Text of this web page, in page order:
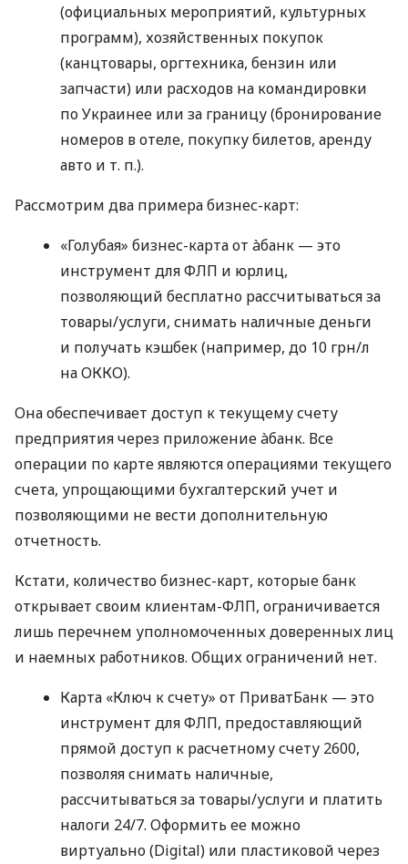
(официальных мероприятий, культурных
программ), хозяйственных покупок
(канцтовары, оргтехника, бензин или
запчасти) или расходов на командировки
по Украинее или за границу (бронирование
номеров в отеле, покупку билетов, аренду
авто и т. п.).
Рассмотрим два примера бизнес-карт:
«Голубая» бизнес-карта от àбанк — это
инструмент для ФЛП и юрлиц,
позволяющий бесплатно рассчитываться за
товары/услуги, снимать наличные деньги
и получать кэшбек (например, до 10 грн/л
на ОККО).
Она обеспечивает доступ к текущему счету
предприятия через приложение àбанк. Все
операции по карте являются операциями текущего
счета, упрощающими бухгалтерский учет и
позволяющими не вести дополнительную
отчетность.
Кстати, количество бизнес-карт, которые банк
открывает своим клиентам-ФЛП, ограничивается
лишь перечнем уполномоченных доверенных лиц
и наемных работников. Общих ограничений нет.
Карта «Ключ к счету» от ПриватБанк — это
инструмент для ФЛП, предоставляющий
прямой доступ к расчетному счету 2600,
позволяя снимать наличные,
рассчитываться за товары/услуги и платить
налоги 24/7. Оформить ее можно
виртуально (Digital) или пластиковой через